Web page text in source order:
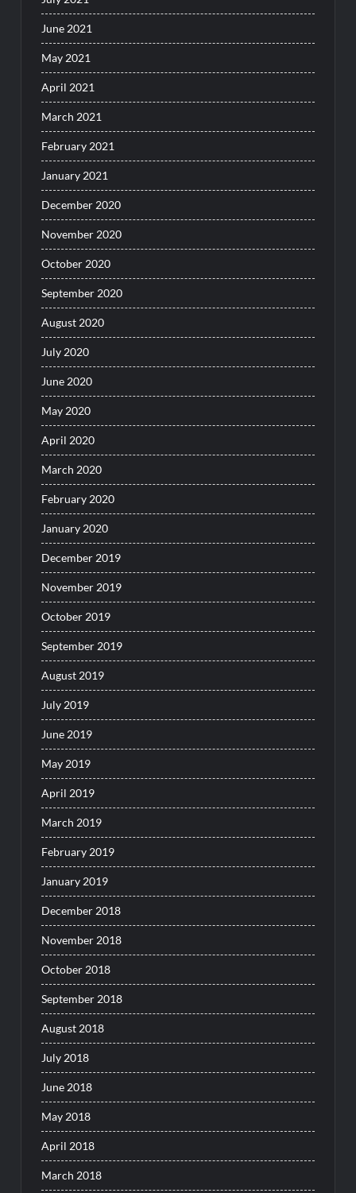
June 2021
May 2021
April 2021
March 2021
February 2021
January 2021
December 2020
November 2020
October 2020
September 2020
August 2020
July 2020
June 2020
May 2020
April 2020
March 2020
February 2020
January 2020
December 2019
November 2019
October 2019
September 2019
August 2019
July 2019
June 2019
May 2019
April 2019
March 2019
February 2019
January 2019
December 2018
November 2018
October 2018
September 2018
August 2018
July 2018
June 2018
May 2018
April 2018
March 2018